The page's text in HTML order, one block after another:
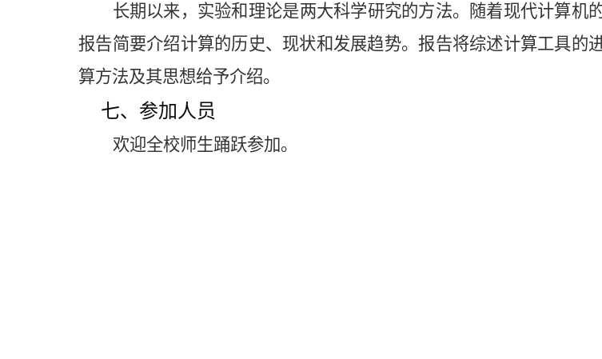
长期以来，实验和理论是两大科学研究的方法。随着现代计算机
报告简要介绍计算的历史、现状和发展趋势。报告将综述计算工具的
算方法及其思想给予介绍。
七、参加人员
欢迎全校师生踊跃参加。